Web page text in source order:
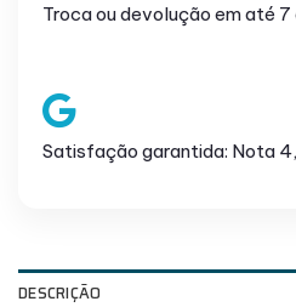
Troca ou devolução em até 7
Satisfação garantida: Nota
DESCRIÇÃO